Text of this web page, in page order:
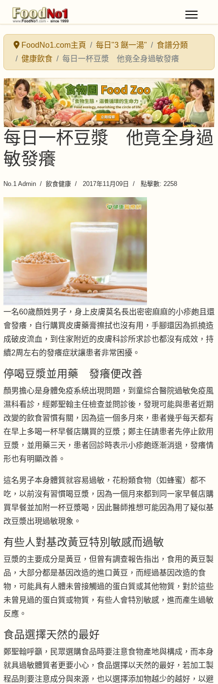
FoodNo1.com主頁 每日"3 餸一湯"
食譜分類
健康飲食
每日一杯豆漿 他竟全身過敏發癢
每日一杯豆漿 他竟全身過
敏發癢
No.1 Admin 飲食健康 2017年11月09日 點擊數: 2258
一名60歲顏姓男子，身上皮膚莫名長出密密麻麻的小疹皰且還
會發癢，自行購買皮膚藥膏擦拭也沒有用，手腳還因為抓撓造
成破皮流血，到住家附近的皮膚科診所求診也都沒有成效，持
續2周左右的發癢症狀讓患者非常困擾。
停喝豆漿並用藥 發癢便改善
顏男擔心是身體免疫系統出現問題，到童綜合醫院過敏免疫風
濕科看診，經鄭聖翰主任檢查並問診後，發現可能與患者近期
改變的飲食習慣有關，因為這一個多月來，患者幾乎每天都有
在早上多喝一杯早餐店購買的豆漿；鄭主任請患者先停止飲用
豆漿，並用藥三天，患者回診時表示小疹皰逐漸消退，發癢情
形也有明顯改善。
這名男子本身體質就容易過敏，花粉類食物（如蜂蜜）都不
吃，以前沒有習慣喝豆漿，因為一個月來都到同一家早餐店購
買早餐並加附一杯豆漿喝，因此醫師推想可能因為用了疑似基
改豆漿出現過敏現象。
有些人對基改黃豆特別敏感而過敏
豆漿的主要成分是黃豆，但曾有調查報告指出，食用的黃豆製
品，大部分都是基因改造的進口黃豆，而經過基因改造的食
物，可能具有人體未曾接觸過的蛋白質或其他物質，對於這些
未曾見過的蛋白質或物質，有些人會特別敏感，進而產生過敏
反應。
食品選擇天然的最好
鄭聖翰呼籲，民眾選購食品時要注意食物產地與構成，而本身
就具過敏體質者更要小心，食品選擇以天然的最好，若加工製
程品則要注意成分與來源，也以選擇添加物越少的越好，以避